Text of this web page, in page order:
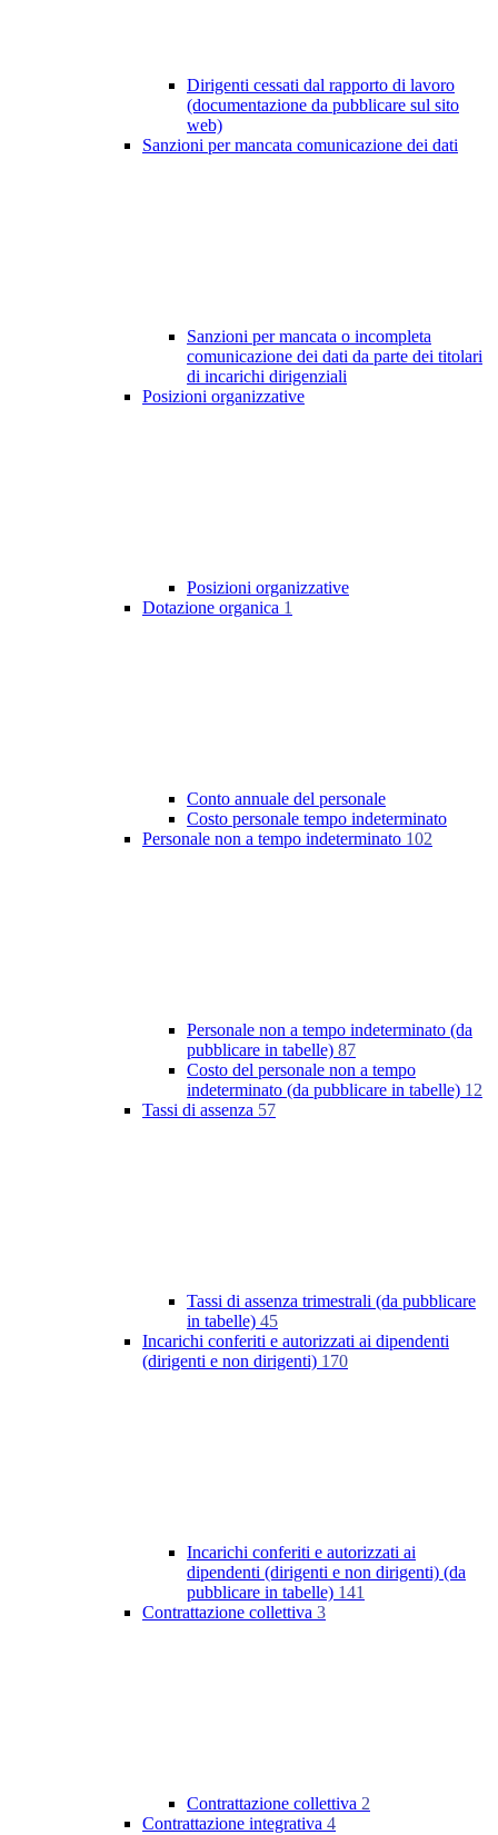
Dirigenti cessati dal rapporto di lavoro
(documentazione da pubblicare sul sito
web)
Sanzioni per mancata comunicazione dei dati
Sanzioni per mancata o incompleta
comunicazione dei dati da parte dei titolari
di incarichi dirigenziali
Posizioni organizzative
Posizioni organizzative
Dotazione organica 1
Conto annuale del personale
Costo personale tempo indeterminato
Personale non a tempo indeterminato 102
Personale non a tempo indeterminato (da
pubblicare in tabelle) 87
Costo del personale non a tempo
indeterminato (da pubblicare in tabelle) 12
Tassi di assenza 57
Tassi di assenza trimestrali (da pubblicare
in tabelle) 45
Incarichi conferiti e autorizzati ai dipendenti
(dirigenti e non dirigenti) 170
Incarichi conferiti e autorizzati ai
dipendenti (dirigenti e non dirigenti) (da
pubblicare in tabelle) 141
Contrattazione collettiva 3
Contrattazione collettiva 2
Contrattazione integrativa 4